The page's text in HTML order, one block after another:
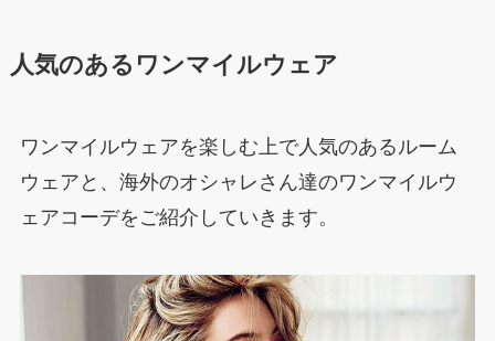
人気のあるワンマイルウェア
ワンマイルウェアを楽しむ上で人気のあるルーム
ウェアと、海外のオシャレさん達のワンマイルウ
ェアコーデをご紹介していきます。